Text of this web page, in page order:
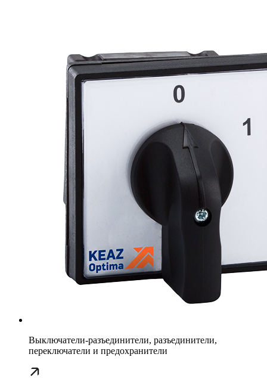
Выключатели-разъединители, разъединители,
переключатели и предохранители